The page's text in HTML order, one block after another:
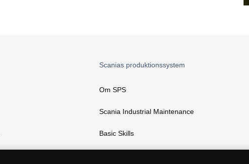
Scanias produktionssystem
Om SPS
Scania Industrial Maintenance
Basic Skills